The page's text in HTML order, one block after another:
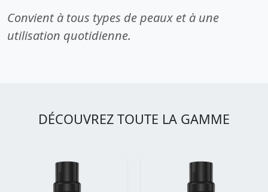
Convient à tous types de peaux et à une
utilisation quotidienne.
DÉCOUVREZ TOUTE LA GAMME